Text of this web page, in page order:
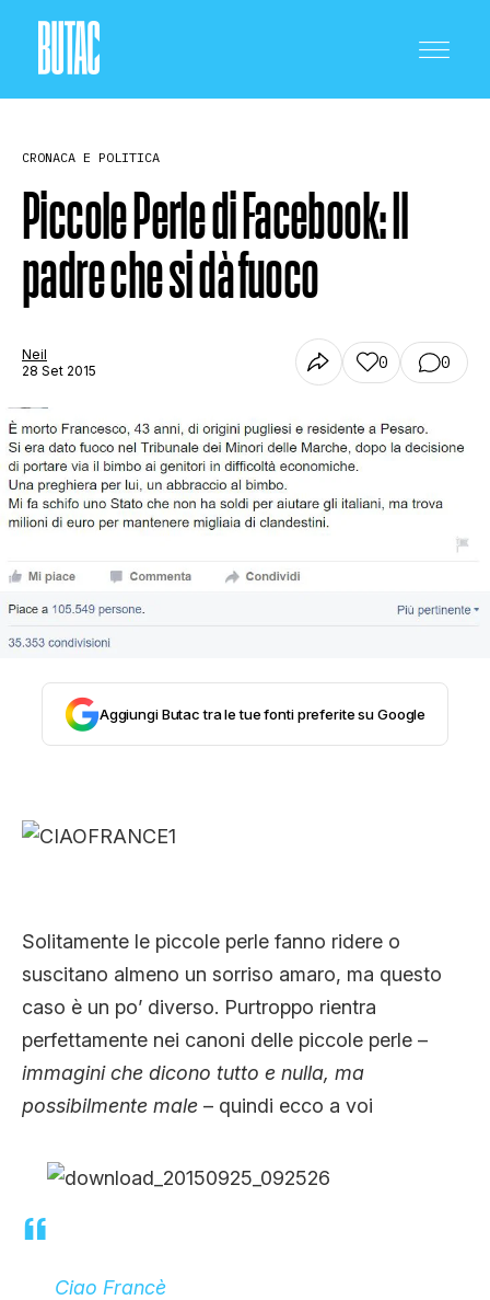
CRONACA E POLITICA
SCIENZA E TECNOLOGIA
SALUTE E MEDICINA
STORIA E CITAZIONI
INTRATTENIMENTO
COMPLOTTI, LEGGENDE URBANE ED
EVERGREEN
EDITORIALI
CLIMA ED ENERGIA
CONTATTI
CHI SIAMO
CRONACA E POLITICA
Piccole Perle di Facebook: Il
padre che si dà fuoco
Neil
28 Set 2015
0 0
Aggiungi Butac tra le tue fonti preferite su Google
Solitamente le piccole perle fanno ridere o
suscitano almeno un sorriso amaro, ma questo
caso è un po’ diverso. Purtroppo rientra
perfettamente nei canoni delle piccole perle –
immagini che dicono tutto e nulla, ma
possibilmente male – quindi ecco a voi
Ciao Francè